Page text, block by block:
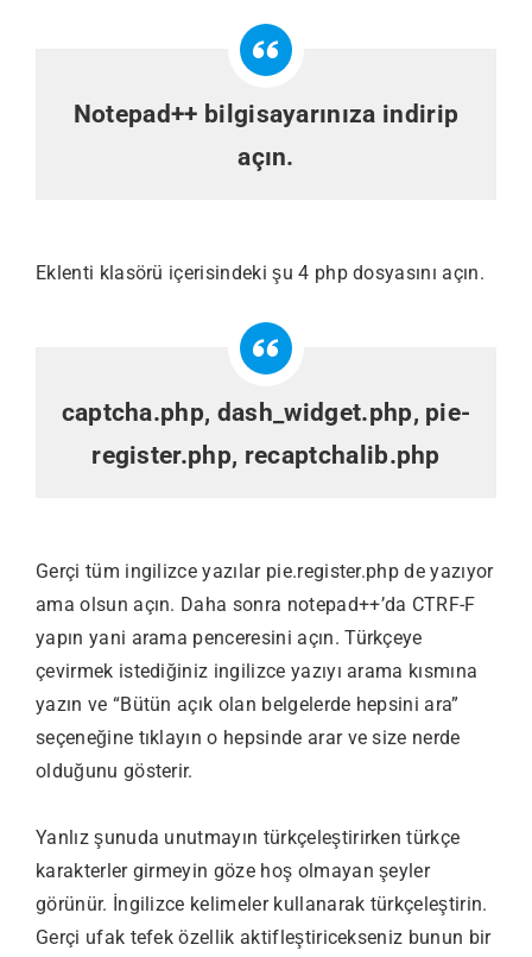
Notepad++ bilgisayarınıza indirip
açın.
Eklenti klasörü içerisindeki şu 4 php dosyasını açın.
captcha.php, dash_widget.php, pie-
register.php, recaptchalib.php
Gerçi tüm ingilizce yazılar pie.register.php de yazıyor
ama olsun açın. Daha sonra notepad++’da CTRF-F
yapın yani arama penceresini açın. Türkçeye
çevirmek istediğiniz ingilizce yazıyı arama kısmına
yazın ve “Bütün açık olan belgelerde hepsini ara”
seçeneğine tıklayın o hepsinde arar ve size nerde
olduğunu gösterir.
Yanlız şunuda unutmayın türkçeleştirirken türkçe
karakterler girmeyin göze hoş olmayan şeyler
görünür. İngilizce kelimeler kullanarak türkçeleştirin.
Gerçi ufak tefek özellik aktifleştiricekseniz bunun bir